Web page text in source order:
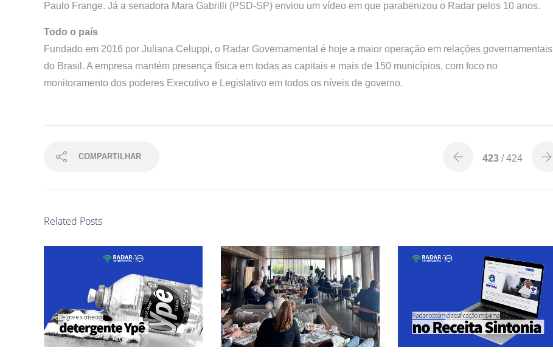
Paulo Frange. Já a senadora Mara Gabrilli (PSD-SP) enviou um vídeo em que parabenizou o Radar pelos 10 anos.
Todo o país
Fundado em 2016 por Juliana Celuppi, o Radar Governamental é hoje a maior operação em relações governamentais
do Brasil. A empresa mantém presença física em todas as capitais e mais de 150 municípios, com foco no
monitoramento dos poderes Executivo e Legislativo em todos os níveis de governo.
COMPARTILHAR 423 / 424
Related Posts